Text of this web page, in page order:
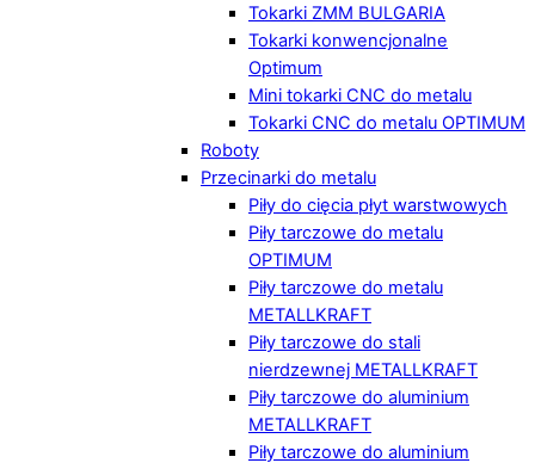
Tokarki ZMM BULGARIA
Tokarki konwencjonalne
Optimum
Mini tokarki CNC do metalu
Tokarki CNC do metalu OPTIMUM
Roboty
Przecinarki do metalu
Piły do cięcia płyt warstwowych
Piły tarczowe do metalu
OPTIMUM
Piły tarczowe do metalu
METALLKRAFT
Piły tarczowe do stali
nierdzewnej METALLKRAFT
Piły tarczowe do aluminium
METALLKRAFT
Piły tarczowe do aluminium